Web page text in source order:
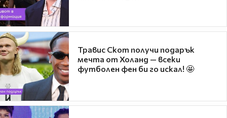
Травис Скот получи подарък
мечта от Холанд — всеки
футболен фен би го искал! 🤩